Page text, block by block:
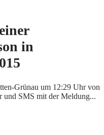
in
Grünau um 12:29 Uhr von
und SMS mit der Meldung...